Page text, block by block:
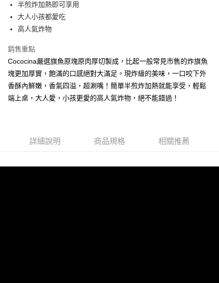
運送方式
冷凍宅配
冷凍貨到付款
每筆NT$240，滿NT$1,900(含以上)免運費
半煎炸加熱即可享用
大人小孩都愛吃
高人氣炸物
銷售重點
Cococina嚴選旗魚原塊原肉厚切製成，比起一般常見市售的炸旗魚
塊更加厚實，飽滿的口感絕對大滿足。現炸級的美味，一口咬下外
香酥內鮮嫩，香氣四溢，超涮嘴！簡單半煎炸加熱就能享受，輕鬆
端上桌，大人愛，小孩更愛的高人氣炸物，絕不能錯過！
詳細說明 商品規格 相關推薦